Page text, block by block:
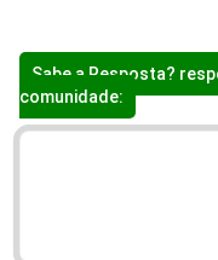
Sabe a Resposta?
comunidade: